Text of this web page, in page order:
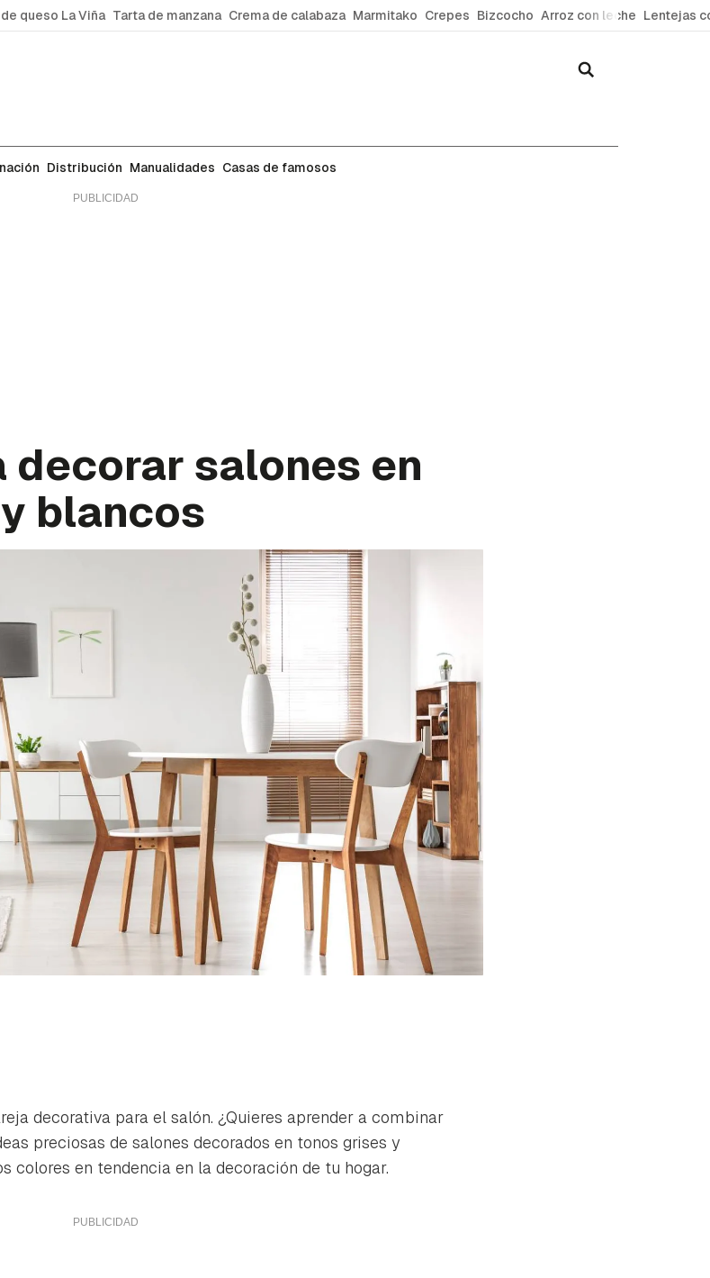
queso La Viña Tarta de manzana Crema de calabaza Marmitako Crepes Bizcocho Arroz con leche Lentejas
salón, baño, cocina, dormitorio y más
Distribución Manualidades Casas de famosos
decorar salones en
blancos
decorativa para el salón. ¿Quieres aprender a combinar
preciosas de salones decorados en tonos grises y
colores en tendencia en la decoración de tu hogar.